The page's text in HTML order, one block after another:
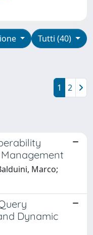
Tutti (40)
1 2
Marco;
Dynamic